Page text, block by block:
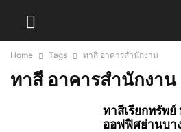
Home Tags ทาสี อาคารสำนักงาน
ทาสี อาคารสำนักงาน
ทาสีเรียกทรัพ
ออฟฟิศย่านบา